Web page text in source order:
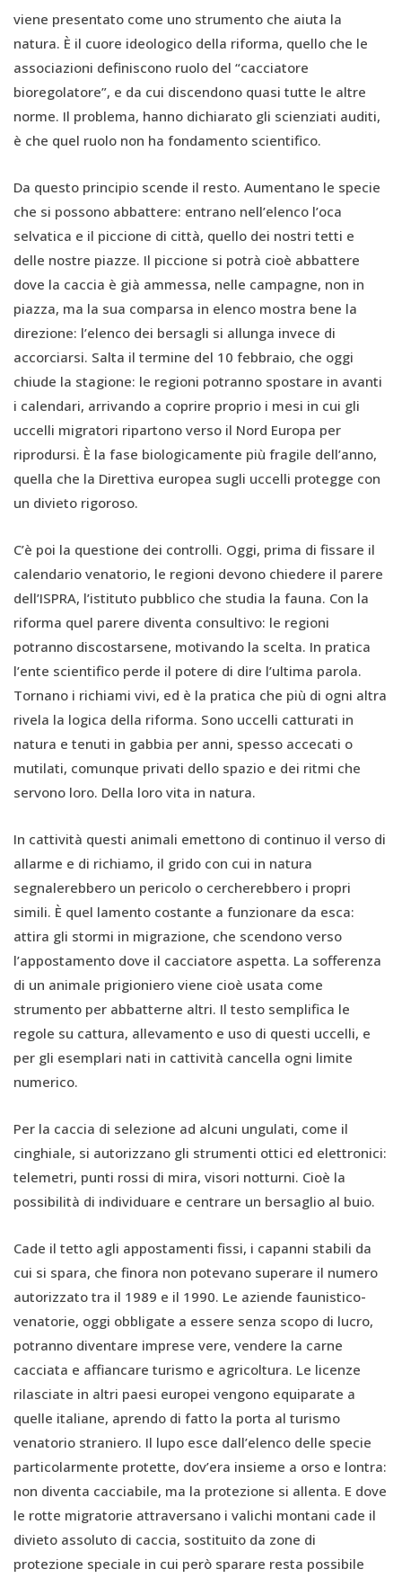
viene presentato come uno strumento che aiuta la
natura. È il cuore ideologico della riforma, quello che le
associazioni definiscono ruolo del “cacciatore
bioregolatore”, e da cui discendono quasi tutte le altre
norme. Il problema, hanno dichiarato gli scienziati auditi,
è che quel ruolo non ha fondamento scientifico.
Da questo principio scende il resto. Aumentano le specie
che si possono abbattere: entrano nell’elenco l’oca
selvatica e il piccione di città, quello dei nostri tetti e
delle nostre piazze. Il piccione si potrà cioè abbattere
dove la caccia è già ammessa, nelle campagne, non in
piazza, ma la sua comparsa in elenco mostra bene la
direzione: l’elenco dei bersagli si allunga invece di
accorciarsi. Salta il termine del 10 febbraio, che oggi
chiude la stagione: le regioni potranno spostare in avanti
i calendari, arrivando a coprire proprio i mesi in cui gli
uccelli migratori ripartono verso il Nord Europa per
riprodursi. È la fase biologicamente più fragile dell’anno,
quella che la Direttiva europea sugli uccelli protegge con
un divieto rigoroso.
C’è poi la questione dei controlli. Oggi, prima di fissare il
calendario venatorio, le regioni devono chiedere il parere
dell’ISPRA, l’istituto pubblico che studia la fauna. Con la
riforma quel parere diventa consultivo: le regioni
potranno discostarsene, motivando la scelta. In pratica
l’ente scientifico perde il potere di dire l’ultima parola.
Tornano i richiami vivi, ed è la pratica che più di ogni altra
rivela la logica della riforma. Sono uccelli catturati in
natura e tenuti in gabbia per anni, spesso accecati o
mutilati, comunque privati dello spazio e dei ritmi che
servono loro. Della loro vita in natura.
In cattività questi animali emettono di continuo il verso di
allarme e di richiamo, il grido con cui in natura
segnalerebbero un pericolo o cercherebbero i propri
simili. È quel lamento costante a funzionare da esca:
attira gli stormi in migrazione, che scendono verso
l’appostamento dove il cacciatore aspetta. La sofferenza
di un animale prigioniero viene cioè usata come
strumento per abbatterne altri. Il testo semplifica le
regole su cattura, allevamento e uso di questi uccelli, e
per gli esemplari nati in cattività cancella ogni limite
numerico.
Per la caccia di selezione ad alcuni ungulati, come il
cinghiale, si autorizzano gli strumenti ottici ed elettronici:
telemetri, punti rossi di mira, visori notturni. Cioè la
possibilità di individuare e centrare un bersaglio al buio.
Cade il tetto agli appostamenti fissi, i capanni stabili da
cui si spara, che finora non potevano superare il numero
autorizzato tra il 1989 e il 1990. Le aziende faunistico-
venatorie, oggi obbligate a essere senza scopo di lucro,
potranno diventare imprese vere, vendere la carne
cacciata e affiancare turismo e agricoltura. Le licenze
rilasciate in altri paesi europei vengono equiparate a
quelle italiane, aprendo di fatto la porta al turismo
venatorio straniero. Il lupo esce dall’elenco delle specie
particolarmente protette, dov’era insieme a orso e lontra:
non diventa cacciabile, ma la protezione si allenta. E dove
le rotte migratorie attraversano i valichi montani cade il
divieto assoluto di caccia, sostituito da zone di
protezione speciale in cui però sparare resta possibile